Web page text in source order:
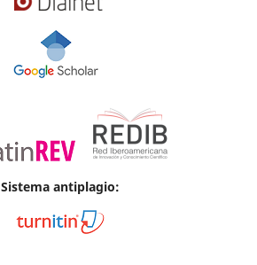
Sistema antiplagio: